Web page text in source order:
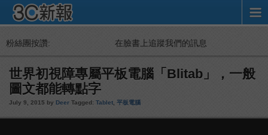
粉絲團按讚: 在臉書上追蹤我們的訊息
世界初視障專屬平板電腦「Blitab」，一般
圖文都能轉點字
July 9, 2015 by Deer Tagged: Tablet 平板電腦